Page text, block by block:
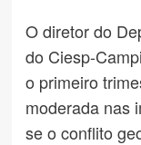
O diretor do
do Ciesp-
o primeiro
moderada nas
se o conflito